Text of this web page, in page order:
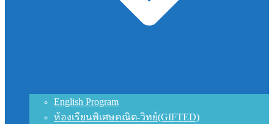
English Program
ห้องเรียนพิเศษคณิต-วิทย์(GIFTED)